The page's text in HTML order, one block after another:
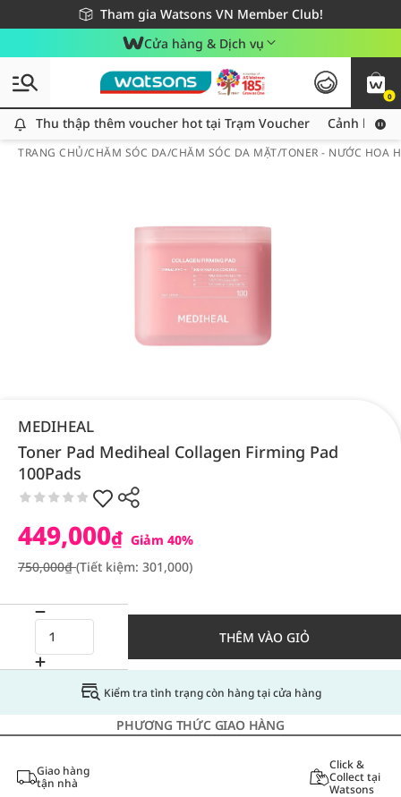
Tham gia Watsons VN Member Club!
Miễn phí giao hàng cho đơn hàng từ 249,000Đ
Giao hàng nhanh 24h - Áp dụng khu vực TP. Hồ Chí Minh
Cửa hàng & Dịch vụ
0
Thu thập thêm voucher hot tại Trạm Voucher
Thu thập thêm voucher hot tại Trạm Voucher Cảnh báo
TRANG CHỦ/CHĂM SÓC DA/CHĂM SÓC DA MẶT/TONER - NƯỚC HOA
MEDIHEAL
Toner Pad Mediheal Collagen Firming Pad
100Pads
449,000₫ Giảm 40%
750,000₫(Tiết kiệm: 301,000)
THÊM VÀO GIỎ
Kiểm tra tình trạng còn hàng tại cửa hàng
PHƯƠNG THỨC GIAO HÀNG
Giao hàng
tận nhà
Click &
Collect tại
Watsons